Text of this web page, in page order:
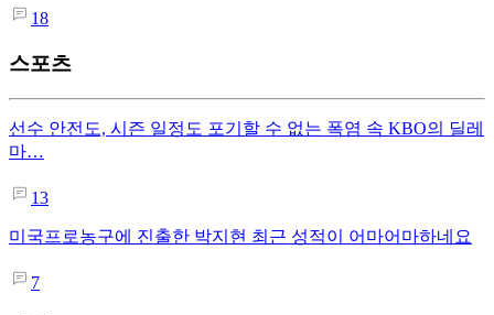
18
스포츠
선수 안전도, 시즌 일정도 포기할 수 없는 폭염 속 KBO의 딜레
마…
13
미국프로농구에 진출한 박지현 최근 성적이 어마어마하네요
7